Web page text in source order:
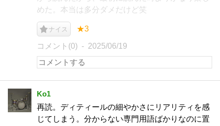
めた。本当は多分ダメだけど笑
ナイス ★3
コメント(0) 2025/06/19
Ko1
再読。ディティールの細やかさにリアリティを感
じてしまう。分からない専門用語ばかりなのに置